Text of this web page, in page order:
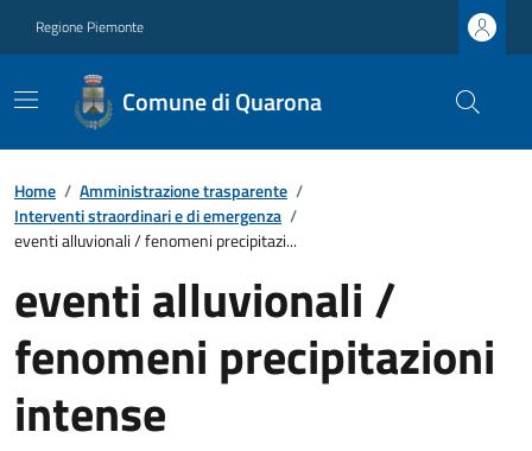
Regione Piemonte
Comune di Quarona
Home / Amministrazione trasparente /
Interventi straordinari e di emergenza /
eventi alluvionali / fenomeni precipitazi...
eventi alluvionali /
fenomeni precipitazioni
intense